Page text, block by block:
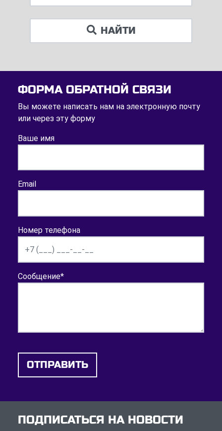
НАЙТИ
ФОРМА ОБРАТНОЙ СВЯЗИ
Вы можете написать нам на электронную почту
или через эту форму
Ваше имя
Email
Номер телефона
Сообщение*
ОТПРАВИТЬ
ПОДПИСАТЬСЯ НА НОВОСТИ